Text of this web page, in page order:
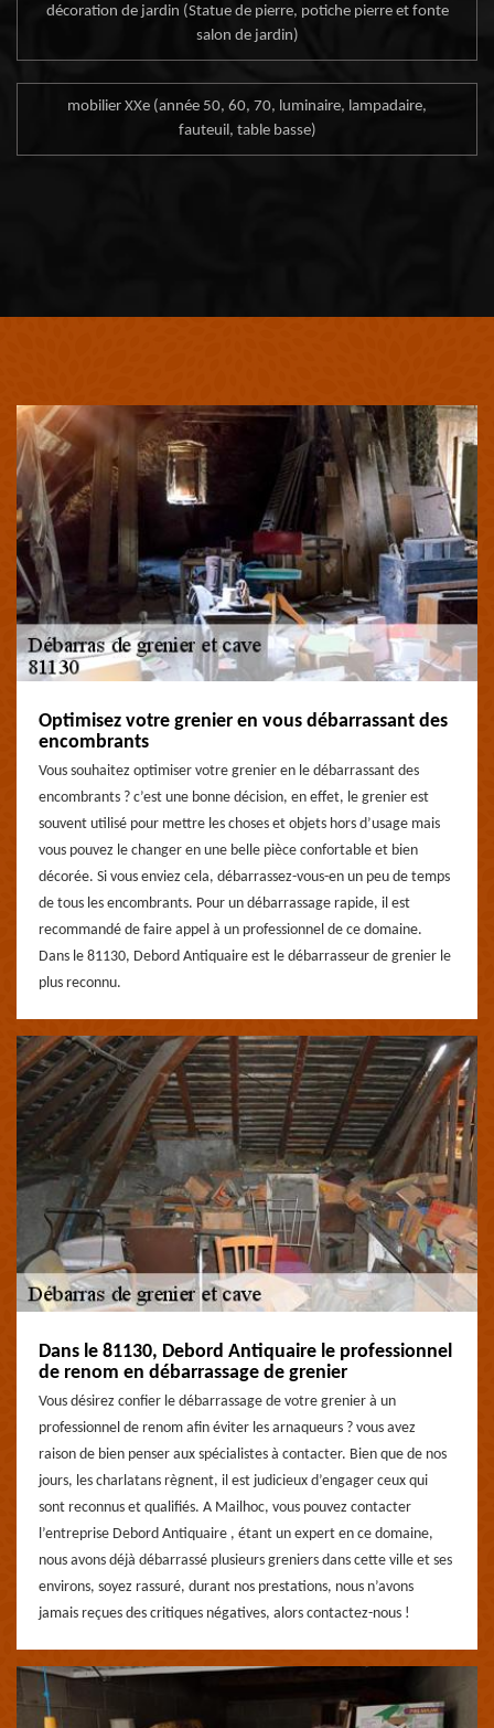
décoration de jardin (Statue de pierre, potiche pierre et fonte
salon de jardin)
mobilier XXe (année 50, 60, 70, luminaire, lampadaire,
fauteuil, table basse)
Optimisez votre grenier en vous débarrassant des
encombrants
Vous souhaitez optimiser votre grenier en le débarrassant des
encombrants ? c’est une bonne décision, en effet, le grenier est
souvent utilisé pour mettre les choses et objets hors d’usage mais
vous pouvez le changer en une belle pièce confortable et bien
décorée. Si vous enviez cela, débarrassez-vous-en un peu de temps
de tous les encombrants. Pour un débarrassage rapide, il est
recommandé de faire appel à un professionnel de ce domaine.
Dans le 81130, Debord Antiquaire est le débarrasseur de grenier le
plus reconnu.
Dans le 81130, Debord Antiquaire le professionnel
de renom en débarrassage de grenier
Vous désirez confier le débarrassage de votre grenier à un
professionnel de renom afin éviter les arnaqueurs ? vous avez
raison de bien penser aux spécialistes à contacter. Bien que de nos
jours, les charlatans règnent, il est judicieux d’engager ceux qui
sont reconnus et qualifiés. A Mailhoc, vous pouvez contacter
l’entreprise Debord Antiquaire , étant un expert en ce domaine,
nous avons déjà débarrassé plusieurs greniers dans cette ville et ses
environs, soyez rassuré, durant nos prestations, nous n’avons
jamais reçues des critiques négatives, alors contactez-nous !